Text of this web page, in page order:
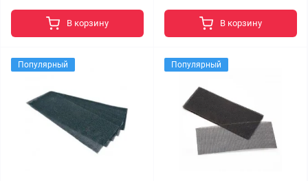
В корзину В корзину
Популярный Популярный